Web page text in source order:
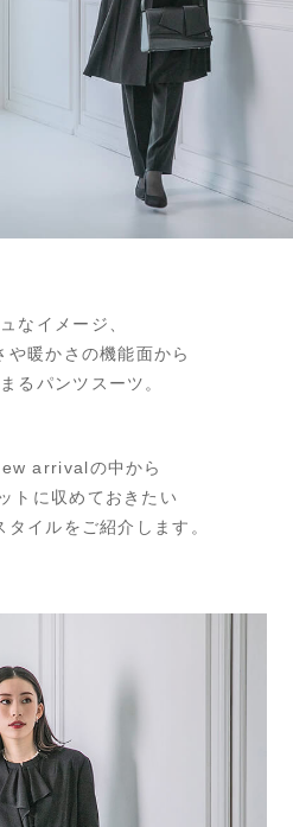
なイメージ、
や暖かさの機能面から
るパンツスーツ。
arrivalの中から
トに収めておきたい
イルをご紹介します。